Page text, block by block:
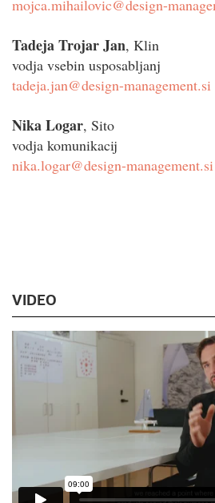
mojca.mihailovic@design-
Tadeja Trojar Jan, Klin
vodja vsebin usposabljanj
tadeja.jan@design-management.si
Nika Logar, Sito
vodja komunikacij
nika.logar@design-management.si
VIDEO